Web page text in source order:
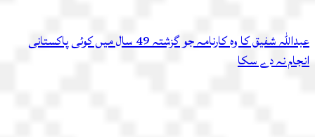
عبداللہ شفیق کا وہ کارنامہ جو گزشتہ 49 سال میں کوئی پاکستانی
انجام نہ دے سکا